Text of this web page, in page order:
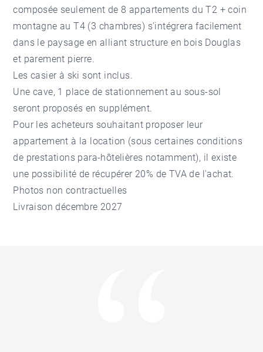
composée seulement de 8 appartements du T2 + coin
montagne au T4 (3 chambres) s'intégrera facilement
dans le paysage en alliant structure en bois Douglas
et parement pierre.
Les casier à ski sont inclus.
Une cave, 1 place de stationnement au sous-sol
seront proposés en supplément.
Pour les acheteurs souhaitant proposer leur
appartement à la location (sous certaines conditions
de prestations para-hôtelières notamment), il existe
une possibilité de récupérer 20% de TVA de l'achat.
Photos non contractuelles
Livraison décembre 2027